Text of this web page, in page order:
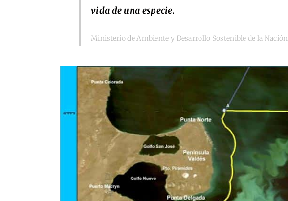
vida de una especie.
Ministerio de Ambiente y Desarrollo Sostenible de la Nación